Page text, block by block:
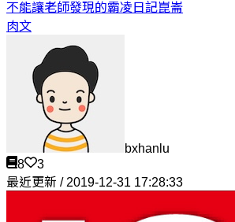
不能讓老師發現的霸凌日記崑崙
肉文
bxhanlu
8
3
最近更新 / 2019-12-31 17:28:33